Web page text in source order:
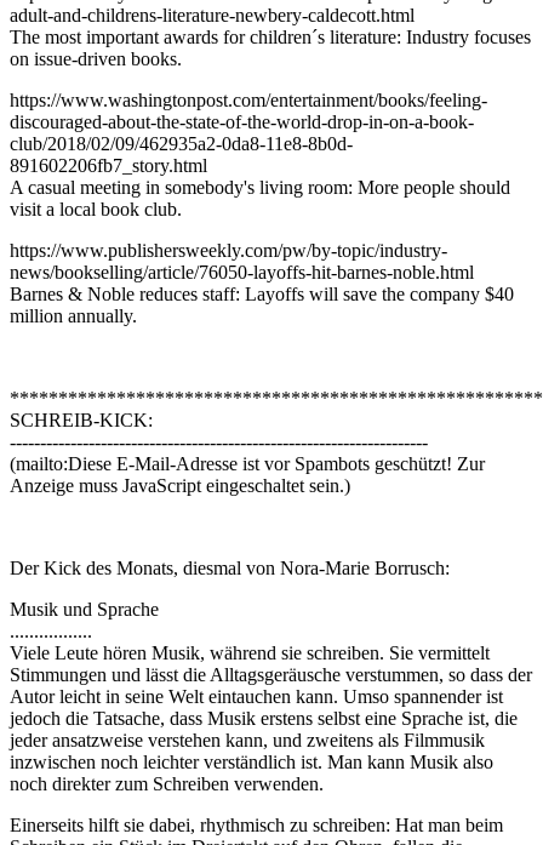
adult-and-childrens-literature-newbery-caldecott.html
The most important awards for children´s literature: Industry focuses
on issue-driven books.
https://www.washingtonpost.com/entertainment/books/feeling-
discouraged-about-the-state-of-the-world-drop-in-on-a-book-
club/2018/02/09/462935a2-0da8-11e8-8b0d-
891602206fb7_story.html
A casual meeting in somebody's living room: More people should
visit a local book club.
https://www.publishersweekly.com/pw/by-topic/industry-
news/bookselling/article/76050-layoffs-hit-barnes-noble.html
Barnes & Noble reduces staff: Layoffs will save the company $40
million annually.
SCHREIB-KICK:
---------------------------------------------------------------------
(mailto:Diese E-Mail-Adresse ist vor Spambots geschützt! Zur
Anzeige muss JavaScript eingeschaltet sein.)
Der Kick des Monats, diesmal von Nora-Marie Borrusch:
Musik und Sprache
.................
Viele Leute hören Musik, während sie schreiben. Sie vermittelt
Stimmungen und lässt die Alltagsgeräusche verstummen, so dass der
Autor leicht in seine Welt eintauchen kann. Umso spannender ist
jedoch die Tatsache, dass Musik erstens selbst eine Sprache ist, die
jeder ansatzweise verstehen kann, und zweitens als Filmmusik
inzwischen noch leichter verständlich ist. Man kann Musik also
noch direkter zum Schreiben verwenden.
Einerseits hilft sie dabei, rhythmisch zu schreiben: Hat man beim